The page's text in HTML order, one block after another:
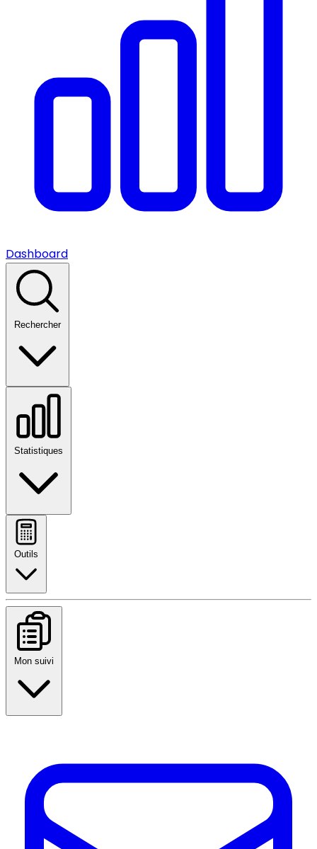
Dashboard
Rechercher
Statistiques
Outils
Mon suivi